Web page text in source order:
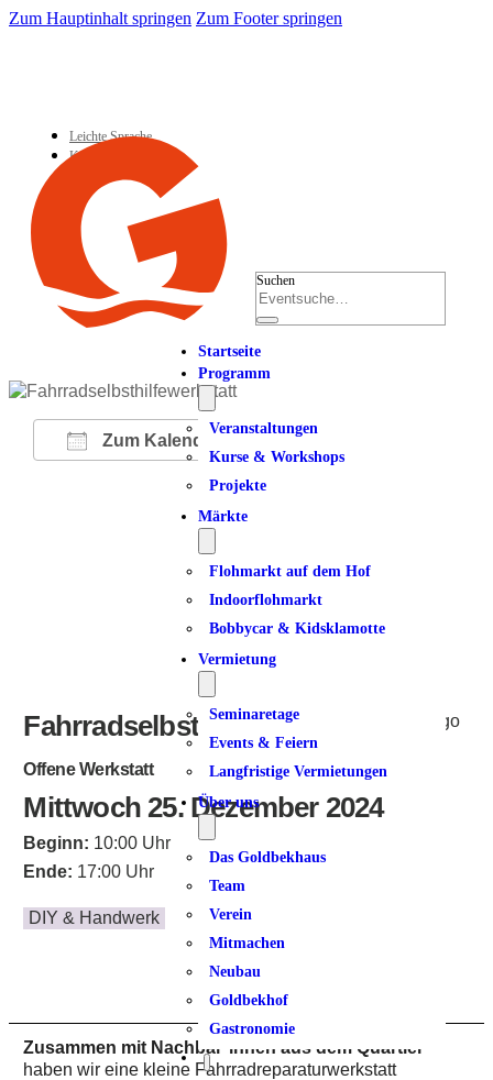
Zum Hauptinhalt springen Zum Footer springen
Leichte Sprache
Kontakt
Suchen
Startseite
Programm
Veranstaltungen
Kurse & Workshops
Projekte
Märkte
Flohmarkt auf dem Hof
Indoorflohmarkt
Bobbycar & Kidsklamotte
Vermietung
Seminaretage
Events & Feiern
Langfristige Vermietungen
Über uns
Das Goldbekhaus
Team
Verein
Mitmachen
Neubau
Goldbekhof
Gastronomie
Zum Kalender hinzufügen
ICS herunterladen
Google Kalender
iCalendarOffice 365
Fahrradselbsthilfewerkstatt
Offene Werkstatt
Mittwoch 25. Dezember 2024
Beginn: 10:00 Uhr
Ende: 17:00 Uhr
DIY & Handwerk
Zusammen mit Nachbar*innen aus dem Quartier
haben wir eine kleine Fahrradreparaturwerkstatt